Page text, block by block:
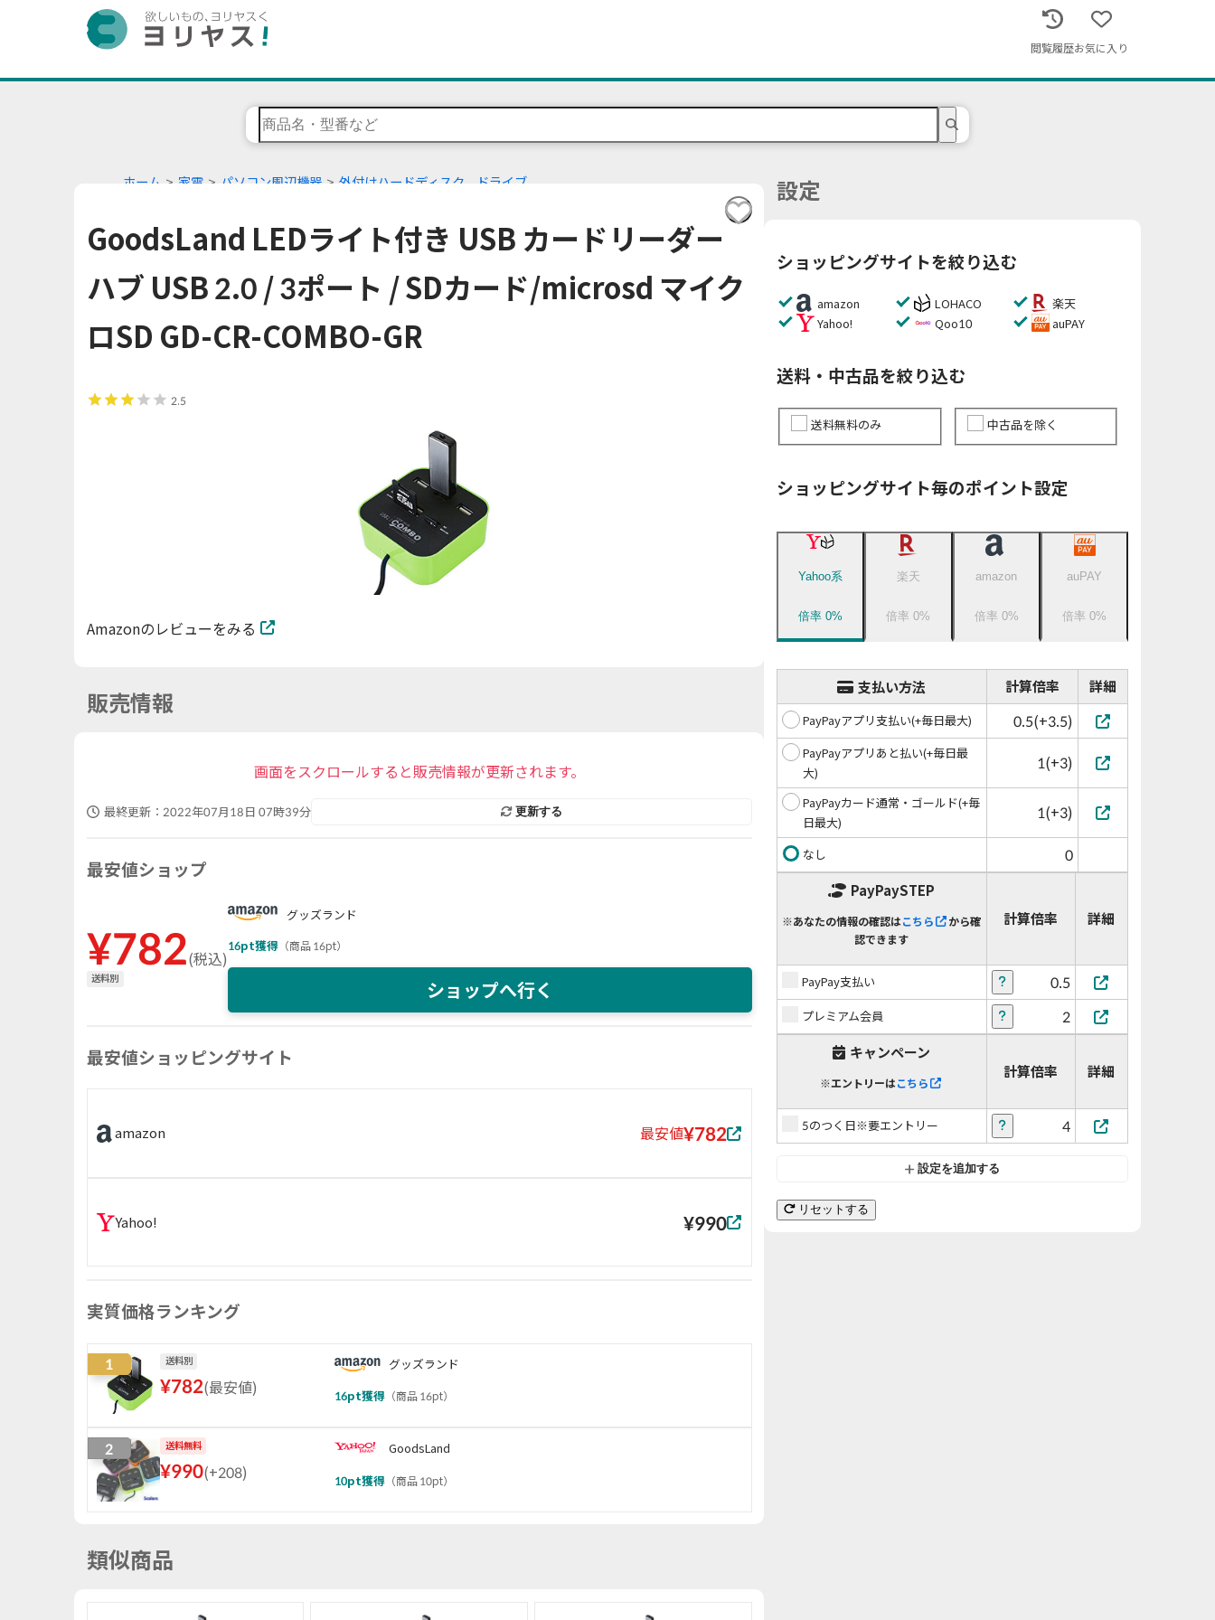
閲覧履歴お気に入り
ホーム 家電 パソコン周辺機器 外付けハードディスク、ドライブ
GoodsLand LEDライト付き USB カードリーダー
ハブ USB 2.0 / 3ポート / SDカード/microsd マイク
ロSD GD-CR-COMBO-GR
2.5
Amazonのレビューをみる
販売情報
画面をスクロールすると販売情報が更新されます。
最終更新： 2022年07月18日 07時39分 更新する
最安値ショップ
¥782(税込)
送料別
グッズランド
16pt獲得 （商品 16pt）
ショップへ行く
最安値ショッピングサイト
amazon 最安値¥782
Yahoo! ¥990
実質価格ランキング
1 送料別
¥782(最安値)
グッズランド
16pt獲得 （商品 16pt）
2 送料無料
¥990(+208)
GoodsLand
10pt獲得 （商品 10pt）
類似商品
設定
ショッピングサイトを絞り込む
amazon LOHACO
楽天
Yahoo!
Qoo10 auPAY
送料・中古品を絞り込む
送料無料のみ 中古品を除く
ショッピングサイト毎のポイント設定
Yahoo系
倍率0%
楽天
倍率0%
amazon
倍率 0%
auPAY
倍率0%
支払い方法 計算倍率 詳細
PayPayアプリ支払い(+毎日最大) 0.5(+3.5)
PayPayアプリあと払い(+毎日最
大)
1(+3)
PayPayカード通常・ゴールド(+毎
日最大)
1(+3)
なし 0
PayPaySTEP
※あなたの情報の確認はこちら
から確
認できます
計算倍率 詳細
PayPay支払い 0.5
プレミアム会員 2
キャンペーン
※エントリーはこちら
計算倍率 詳細
5のつく日※要エントリー 4
設定を追加する
リセットする